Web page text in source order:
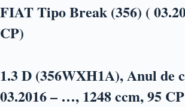
FIAT Tipo Break (356) (
CP)
1.3 D (356WXH1A), Anul de
03.2016 – …, 1248 ccm, 95 CP